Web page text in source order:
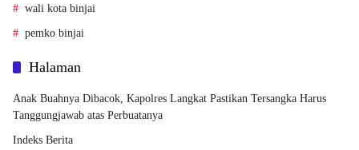
wali kota binjai
pemko binjai
Halaman
Anak Buahnya Dibacok, Kapolres Langkat Pastikan Tersangka Harus
Tanggungjawab atas Perbuatanya
Indeks Berita